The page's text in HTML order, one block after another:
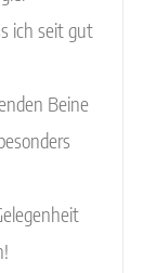
ich seit gut
Beine